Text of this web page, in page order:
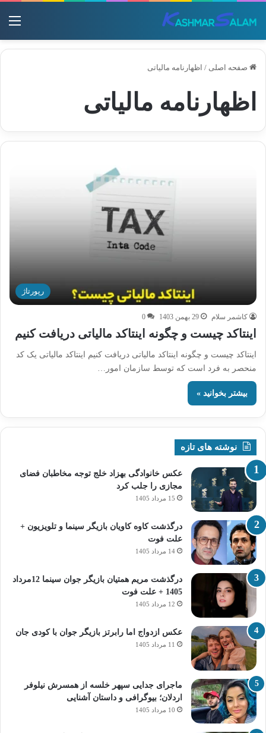
صفحه اصلی / اظهارنامه مالیاتی
اظهارنامه مالیاتی
رپورتاژ
کاشمر سلام 29 بهمن 1403 0
اینتاکد چیست و چگونه اینتاکد مالیاتی دریافت کنیم
اینتاکد چیست و چگونه اینتاکد مالیاتی دریافت کنیم اینتاکد مالیاتی یک کد
منحصر به فرد است که توسط سازمان امور…
بیشتر بخوانید »
نوشته های تازه
عکس خانوادگی بهزاد خلج توجه مخاطبان فضای
مجازی را جلب کرد
15 مرداد 1405
درگذشت کاوه کاویان بازیگر سینما و تلویزیون +
علت فوت
14 مرداد 1405
درگذشت مریم همتیان بازیگر جوان سینما 12مرداد
1405 + علت فوت
12 مرداد 1405
عکس ازدواج اما رابرتز بازیگر جوان با کودی جان
11 مرداد 1405
ماجرای جدایی سپهر خلسه از همسرش نیلوفر
اردلان؛ بیوگرافی و داستان آشنایی
10 مرداد 1405